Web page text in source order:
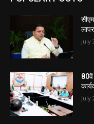
July
80वें
July